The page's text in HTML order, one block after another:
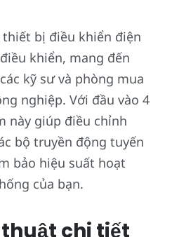
thiết bị điều khiển điện
khiển, mang đến
kỹ sư và phòng mua
nghiệp. Với đầu vào 4
này giúp điều chỉnh
bộ truyền động tuyến
bảo hiệu suất hoạt
của bạn.
chi tiết